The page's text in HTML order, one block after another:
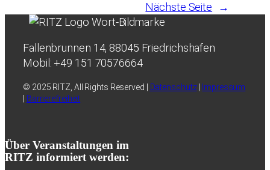
Nächste Seite
→
Fallenbrunnen 14, 88045 Friedrichshafen
Mobil: +49 151 70576664
© 2025 RITZ, All Rights Reserved | Datenschutz|
Impressum
Barrierefreiheit
Über Veranstaltungen im
RITZ informiert werden: